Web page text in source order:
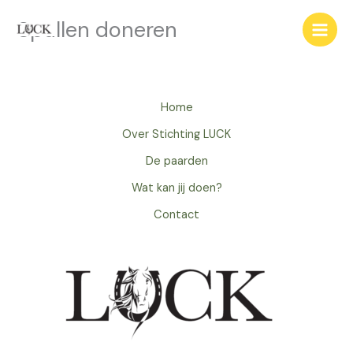
naarSpullen doneren
Home
Over Stichting LUCK
De paarden
Wat kan jij doen?
Contact